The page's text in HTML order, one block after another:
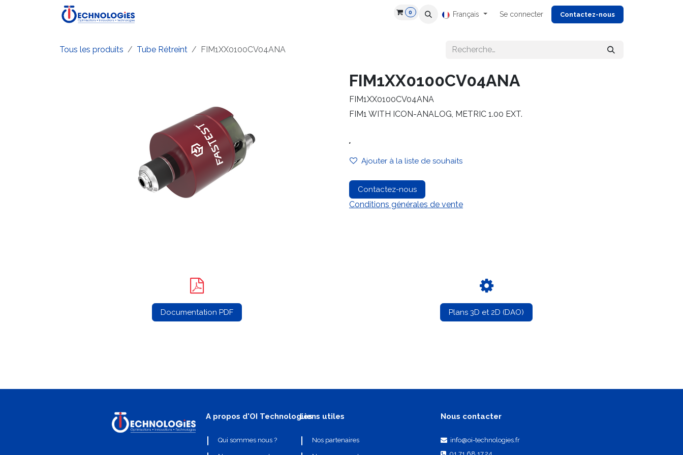
Se rendre au contenu
Recrutement Ressources
0 Français Se connecter Contactez-nous
Tous les produits Tube Rétreint FIM1XX0100CV04ANA
FIM1XX0100CV04ANA
FIM1XX0100CV04ANA
FIM1 WITH ICON-ANALOG, METRIC 1.00 EXT.
.
Ajouter à la liste de souhaits
Contactez-nous
Conditions générales de vente
Documentation PDF Plans 3D et 2D (DAO)
A propos d'OI Technologies
Qui sommes nous ?
Liens utiles
Nos partenaires
Nous contacter
info@oi-technologies.fr